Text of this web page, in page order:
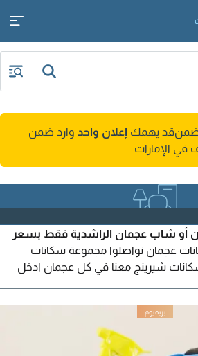
ضمنقد يهمك إعلان واحد وارد ضمن
الإمارات
أو شاب عجمان الراشدية فقط بسعر
عجمان تواصلوا مجموعة سكانات
شيرينج معنا في كل عجمان ادخل
فرش جديد أول استخدام شامل الفواتير